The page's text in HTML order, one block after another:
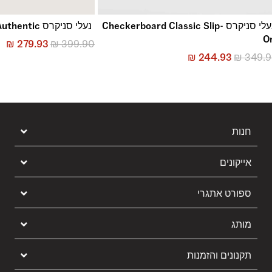
נעלי סניקרס Checkerboard Classic Slip-
₪
₪ 244.93
נעלי סניקרס Authentic
₪399.90
₪ 279.93
חנות
אייקונים
ספורט אתגרי
מותג
תקנונים והזמנות